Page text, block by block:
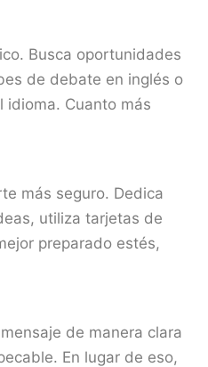
Busca oportunidades
de debate en inglés o
idioma. Cuanto más
más seguro. Dedica
utiliza tarjetas de
preparado estés,
de manera clara
En lugar de eso,